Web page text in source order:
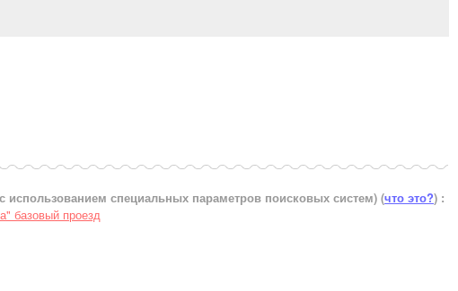
использованием специальных параметров поисковых систем) (что это?) :
базовый проезд